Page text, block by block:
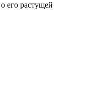
его растущей